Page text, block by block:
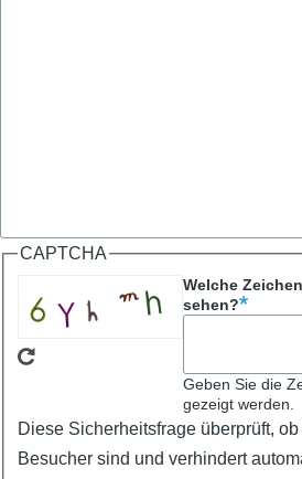
CAPTCHA
Welche
sehen?
Geben Sie die
gezeigt werden.
Diese Sicherheitsfrage überprüft,
Besucher sind und verhindert